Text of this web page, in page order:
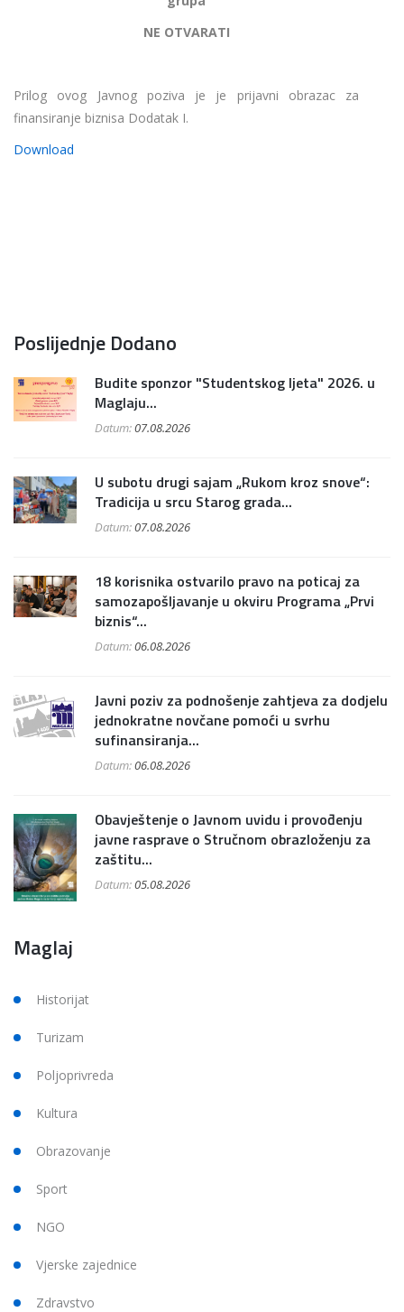
NE OTVARATI
Prilog ovog Javnog poziva je je prijavni obrazac za
finansiranje biznisa Dodatak I.
Download
Poslijednje Dodano
Budite sponzor "Studentskog ljeta" 2026. u
Maglaju...
Datum:07.08.2026
U subotu drugi sajam „Rukom kroz snove“:
Tradicija u srcu Starog grada...
Datum:07.08.2026
18 korisnika ostvarilo pravo na poticaj za
samozapošljavanje u okviru Programa „Prvi
biznis“...
Datum:06.08.2026
Javni poziv za podnošenje zahtjeva za dodjelu
jednokratne novčane pomoći u svrhu
sufinansiranja...
Datum:06.08.2026
Obavještenje o Javnom uvidu i provođenju
javne rasprave o Stručnom obrazloženju za
zaštitu...
Datum:05.08.2026
Maglaj
Historijat
Turizam
Poljoprivreda
Kultura
Obrazovanje
Sport
NGO
Vjerske zajednice
Zdravstvo